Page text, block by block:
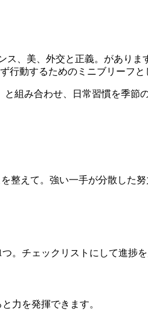
、美、外交と正義。があり
行動するためのミニブリーフと
組み合わせ、日常習慣を季
整えて。強い一手が分散した
。チェックリストにして進捗を
力を発揮できます。